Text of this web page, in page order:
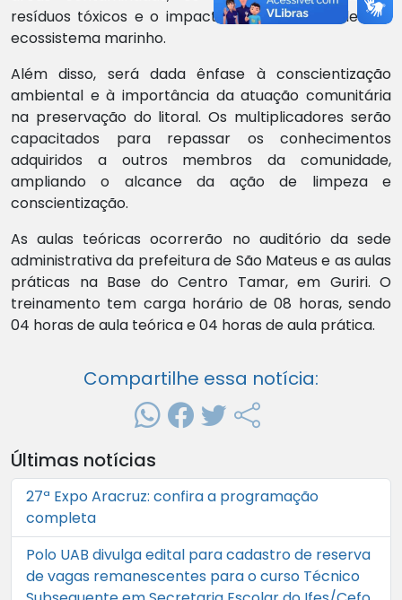
resíduos tóxicos e o impacto ambiental do óleo no
ecossistema marinho.
Além disso, será dada ênfase à conscientização
ambiental e à importância da atuação comunitária
na preservação do litoral. Os multiplicadores serão
capacitados para repassar os conhecimentos
adquiridos a outros membros da comunidade,
ampliando o alcance da ação de limpeza e
conscientização.
As aulas teóricas ocorrerão no auditório da sede
administrativa da prefeitura de São Mateus e as aulas
práticas na Base do Centro Tamar, em Guriri. O
treinamento tem carga horário de 08 horas, sendo
04 horas de aula teórica e 04 horas de aula prática.
Compartilhe essa notícia:
Últimas notícias
27ª Expo Aracruz: confira a programação
completa
Polo UAB divulga edital para cadastro de reserva
de vagas remanescentes para o curso Técnico